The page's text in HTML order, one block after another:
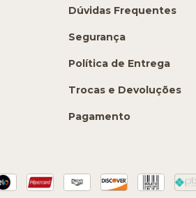
Dúvidas Frequentes
Segurança
Política de Entrega
Trocas e Devoluções
Pagamento